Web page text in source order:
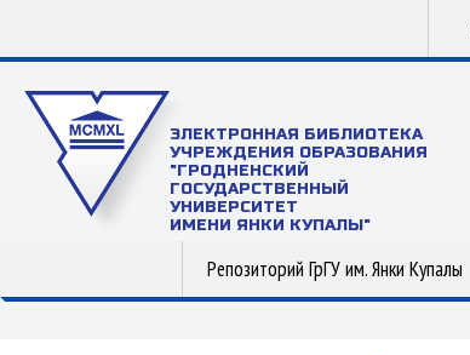
ЭЛЕКТРОННАЯ БИБЛИОТЕКА
УЧРЕЖДЕНИЯ ОБРАЗОВАНИЯ
"ГРОДНЕНСКИЙ
ГОСУДАРСТВЕННЫЙ
УНИВЕРСИТЕТ
ИМЕНИ ЯНКИ КУПАЛЫ"
Репозиторий ГрГУ им. Янки Купалы